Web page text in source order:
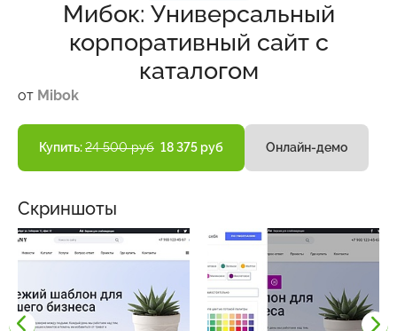
Мибок: Универсальный
корпоративный сайт с
каталогом
от Mibok
Купить:24 500 руб 18 375 руб Онлайн-демо
Скриншоты